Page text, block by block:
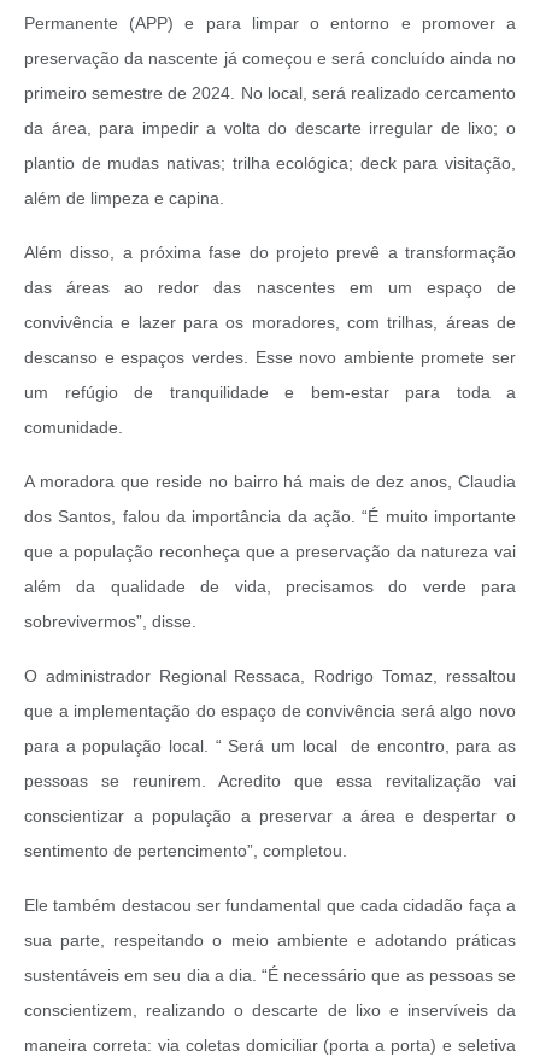
Permanente (APP) e para limpar o entorno e promover a
preservação da nascente já começou e será concluído ainda no
primeiro semestre de 2024. No local, será realizado cercamento
da área, para impedir a volta do descarte irregular de lixo; o
plantio de mudas nativas; trilha ecológica; deck para visitação,
além de limpeza e capina.
Além disso, a próxima fase do projeto prevê a transformação
das áreas ao redor das nascentes em um espaço de
convivência e lazer para os moradores, com trilhas, áreas de
descanso e espaços verdes. Esse novo ambiente promete ser
um refúgio de tranquilidade e bem-estar para toda a
comunidade.
A moradora que reside no bairro há mais de dez anos, Claudia
dos Santos, falou da importância da ação. “É muito importante
que a população reconheça que a preservação da natureza vai
além da qualidade de vida, precisamos do verde para
sobrevivermos”, disse.
O administrador Regional Ressaca, Rodrigo Tomaz, ressaltou
que a implementação do espaço de convivência será algo novo
para a população local. “ Será um local de encontro, para as
pessoas se reunirem. Acredito que essa revitalização vai
conscientizar a população a preservar a área e despertar o
sentimento de pertencimento”, completou.
Ele também destacou ser fundamental que cada cidadão faça a
sua parte, respeitando o meio ambiente e adotando práticas
sustentáveis em seu dia a dia. “É necessário que as pessoas se
conscientizem, realizando o descarte de lixo e inservíveis da
maneira correta: via coletas domiciliar (porta a porta) e seletiva